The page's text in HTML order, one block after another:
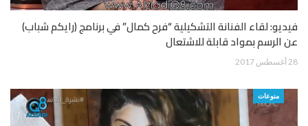
فيديو: لقاء الفنانة التشكيلية “فرح كمال” في برنامج (رايكم شباب)
عن الرسم بمواد قابلة للاشتعال
28 أغسطس 2017
منوعات